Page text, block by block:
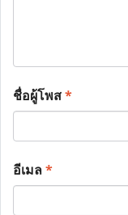
ชื่อผู้โพส*
อีเมล*